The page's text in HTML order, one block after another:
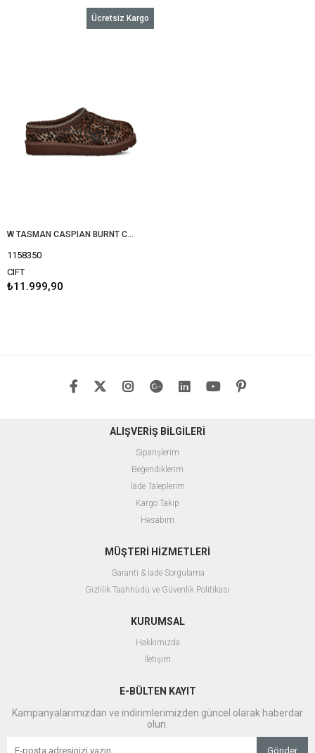
W TASMAN CASPIAN BURNT CEDAR 1158350
1158350
CIFT
₺11.999,90
Ücretsiz Kargo
ALIŞVERİŞ BİLGİLERİ
Siparişlerim
Beğendiklerim
İade Taleplerim
Kargo Takip
Hesabım
MÜŞTERİ HİZMETLERİ
Garanti & İade Sorgulama
Gizlilik Taahhüdü ve Güvenlik Politikası
KURUMSAL
Hakkımızda
İletişim
E-BÜLTEN KAYIT
Kampanyalarımızdan ve indirimlerimizden güncel olarak haberdar
olun.
Gönder